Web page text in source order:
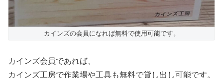
カインズの会員になれば無料で使用可能です。
カインズ会員であれば、
カインズ工房で作業場や工具も無料で貸し出し可能です。